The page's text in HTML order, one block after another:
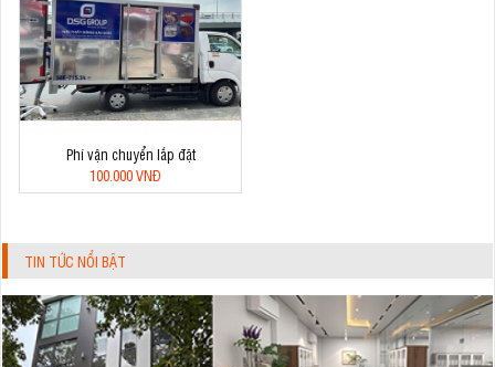
Phí vận chuyển lắp đặt
100.000 VNĐ
TIN TỨC NỔI BẬT